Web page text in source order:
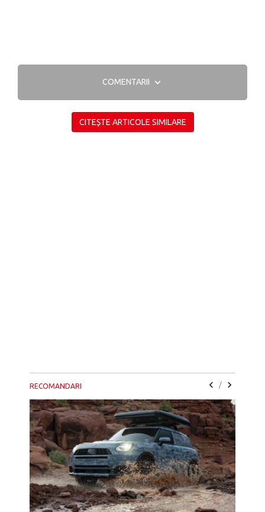
COMENTARII
CITEȘTE ARTICOLE SIMILARE
RECOMANDARI /